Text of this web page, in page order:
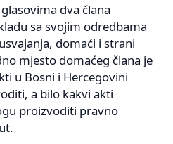
dva člana
sa svojim odredbama
domaći i strani
mjesto domaćeg člana je
u Bosni i Hercegovini
a bilo kakvi akti
proizvoditi pravno